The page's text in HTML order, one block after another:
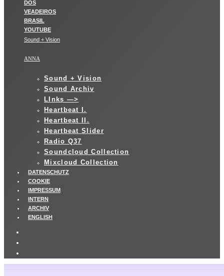
Sound + Vision
ANNA
Sound + Vision
Sound Archiv
LInks —>
Heartbeat I.
Heartbeat II.
Heartbeat Slider
Radio Q37
Soundcloud Collection
Mixcloud Collection
DATENSCHUTZ
COOKIE
IMPRESSUM
INTERN
ARCHIV
ENGLISH